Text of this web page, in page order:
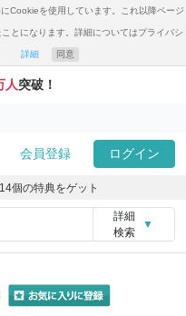
Cookieを使用しています。これ以降ページ
とになります。詳細についてはプライバシ
詳細 同意
人突破！
会員登録 ログイン
個の特典をゲット
詳細
検索
▼